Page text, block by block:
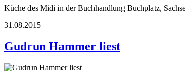
Küche des Midi in der Buchhandlung Buchplatz,
31.08.2015
Gudrun Hammer liest